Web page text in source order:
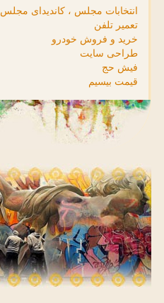
انتخابات مجلس ، کاندیدای مجلس
تعمیر تلفن
خرید و فروش خودرو
طراحی سایت
فیش حج
قیمت بیسیم